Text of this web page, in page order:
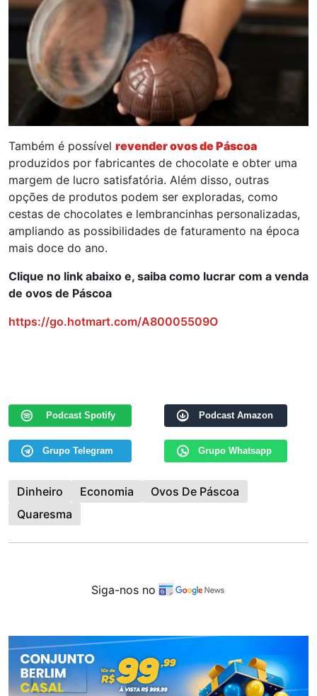
Também é possível revender ovos de Páscoa
produzidos por fabricantes de chocolate e obter uma
margem de lucro satisfatória. Além disso, outras
opções de produtos podem ser exploradas, como
cestas de chocolates e lembrancinhas personalizadas,
ampliando as possibilidades de faturamento na época
mais doce do ano.
Clique no link abaixo e, saiba como lucrar com a venda
de ovos de Páscoa
https://go.hotmart.com/A80005509O
Podcast Spotify Podcast Amazon
Grupo Telegram Grupo Whatsapp
Dinheiro Economia
Ovos De Páscoa
Quaresma
Siga-nos no